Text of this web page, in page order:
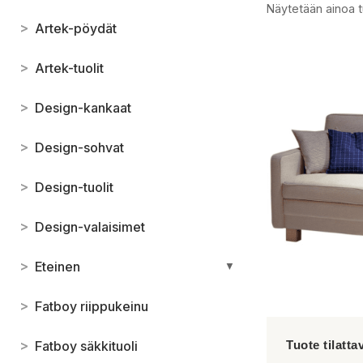
> Artek-pöydät
> Artek-tuolit
> Design-kankaat
> Design-sohvat
> Design-tuolit
> Design-valaisimet
> Eteinen ▼
> Fatboy riippukeinu
> Fatboy säkkituoli
Näytetään ainoa